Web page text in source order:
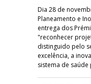
Dia 28 de
Planeamento e
entrega dos
"reconhecer
distinguido pelo
excelência, a
sistema de saúde